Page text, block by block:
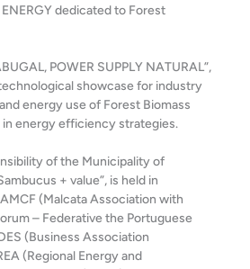
dedicated to Forest
POWER SUPPLY NATURAL”,
showcase for industry
energy use of Forest Biomass
in energy efficiency strategies.
of the Municipality of
+ value”, is held in
(Malcata Association with
– Federative the Portuguese
(Business Association
(Regional Energy and